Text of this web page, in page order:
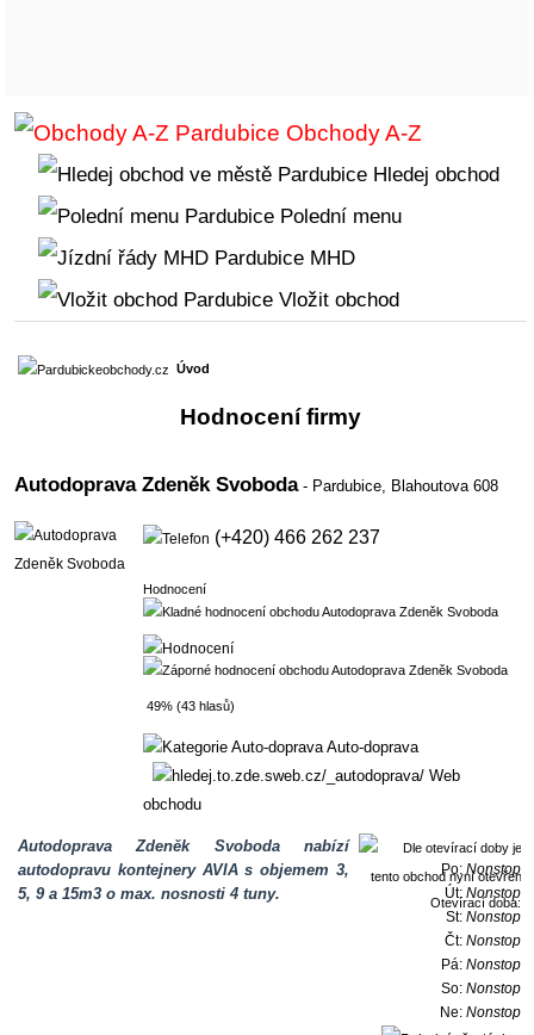
Obchody A-Z
Hledej obchod
Polední menu
MHD
Vložit obchod
Úvod
Hodnocení firmy
Autodoprava Zdeněk Svoboda- Pardubice, Blahoutova 608
(+420) 466 262 237
Hodnocení
49% (43 hlasů)
Auto-doprava
Web
obchodu
Autodoprava Zdeněk Svoboda nabízí
autodopravu kontejnery AVIA s objemem 3,
5, 9 a 15m3 o max. nosnosti 4 tuny.
Otevírací doba:
Po:Nonstop
Út:Nonstop
St:Nonstop
Čt:Nonstop
Pá:Nonstop
So:Nonstop
Ne:Nonstop